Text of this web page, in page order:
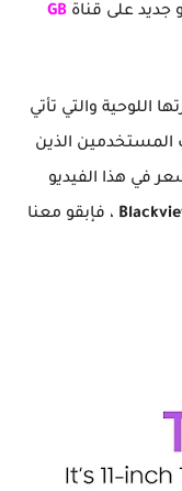
جديد على قناة GB
اللوحية والتي تأتي
الذين
في هذا الفيديو
، فإبقو معنا